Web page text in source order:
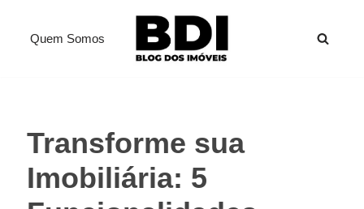
PularQuem Somos
Transforme sua
Imobiliária: 5